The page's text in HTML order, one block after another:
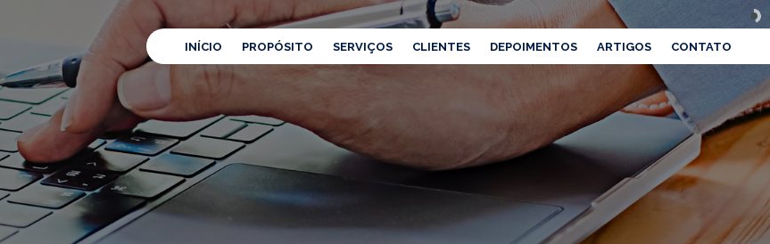
INÍCIO PROPÓSITO SERVIÇOS CLIENTES DEPOIMENTOS ARTIGOS CONTATO